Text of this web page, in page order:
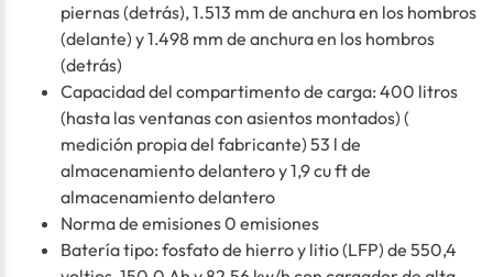
piernas (detrás), 1.513 mm de anchura en los hombros
(delante) y 1.498 mm de anchura en los hombros
(detrás)
Capacidad del compartimento de carga: 400 litros
(hasta las ventanas con asientos montados) (
medición propia del fabricante) 53 l de
almacenamiento delantero y 1,9 cu ft de
almacenamiento delantero
Norma de emisiones 0 emisiones
Batería tipo: fosfato de hierro y litio (LFP) de 550,4